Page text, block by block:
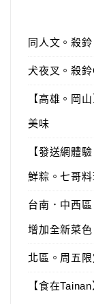
同人文。殺
犬夜叉。殺
【高雄。岡
美味
【發送網體
鮮粽。七哥
台南．中西
增加全新菜
北區。周五
【食在